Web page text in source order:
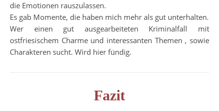
die Emotionen rauszulassen.
Es gab Momente, die haben mich mehr als gut unterhalten.
Wer einen gut ausgearbeiteten Kriminalfall mit
ostfriesischem Charme und interessanten Themen , sowie
Charakteren sucht. Wird hier fündig.
Fazit